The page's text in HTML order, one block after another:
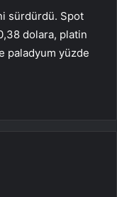
sürdürdü. Spot
dolara, platin
paladyum yüzde